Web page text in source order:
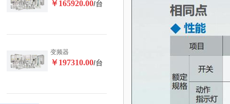
￥165920.00/台
变频器
￥197310.00/台